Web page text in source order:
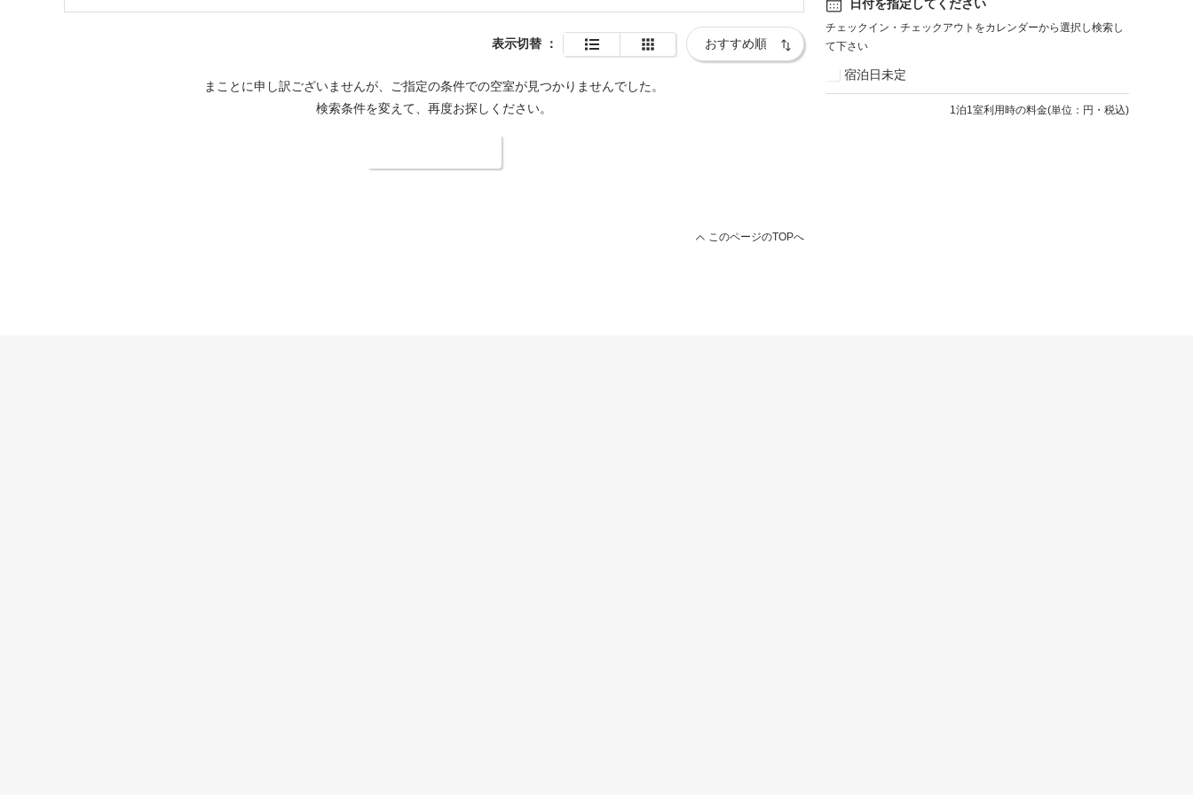
表示切替 ：
まことに申し訳ございませんが、ご指定の条件での空室が見つかりませんでした。
検索条件を変えて、再度お探しください。
このページのTOPへ
日付を指定してください
チェックイン・チェックアウトをカレンダーから選択し検索し
て下さい
宿泊日未定
1 泊1室利用時の料金(単位：円・税込)